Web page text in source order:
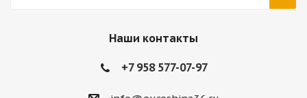
Наши контакты
+7 958 577-07-97